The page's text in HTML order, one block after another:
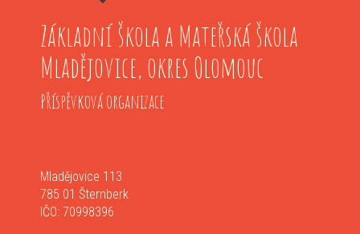
Základní škola a Mateřská škola
Mladějovice, okres Olomouc
Příspěvková organizace
Mladějovice 113
785 01 Šternberk
IČO: 70998396